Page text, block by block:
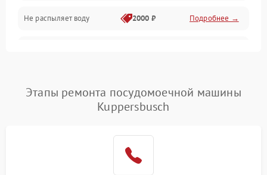
Программное обеспечение
Не распыляет воду 2000 ₽ Подробнее →
Проблемы с набором
воды
1800 ₽ Подробнее →
1700 ₽
Этапы ремонта посудомоечной машины
Kuppersbusch